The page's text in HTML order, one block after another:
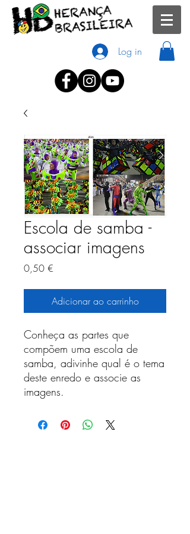
Log in
Escola de samba -
associar imagens
0,50 €
Adicionar ao carrinho
Conheça as partes que
compõem uma escola de
samba, adivinhe qual é o tema
deste enredo e associe as
imagens.